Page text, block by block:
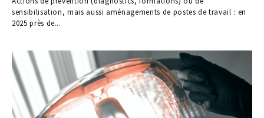
sensibilisation, mais aussi aménagements de postes de travail : en
2025 près de...